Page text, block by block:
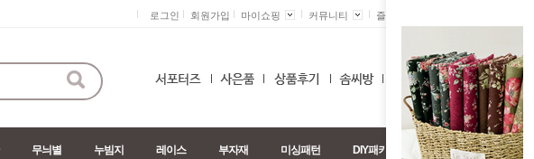
로그인 회원가입 마이쇼핑 커뮤니티 즐겨찾기 +
0
무늬별 누빔지 레이스 부자재 미싱패턴 DIY패키지